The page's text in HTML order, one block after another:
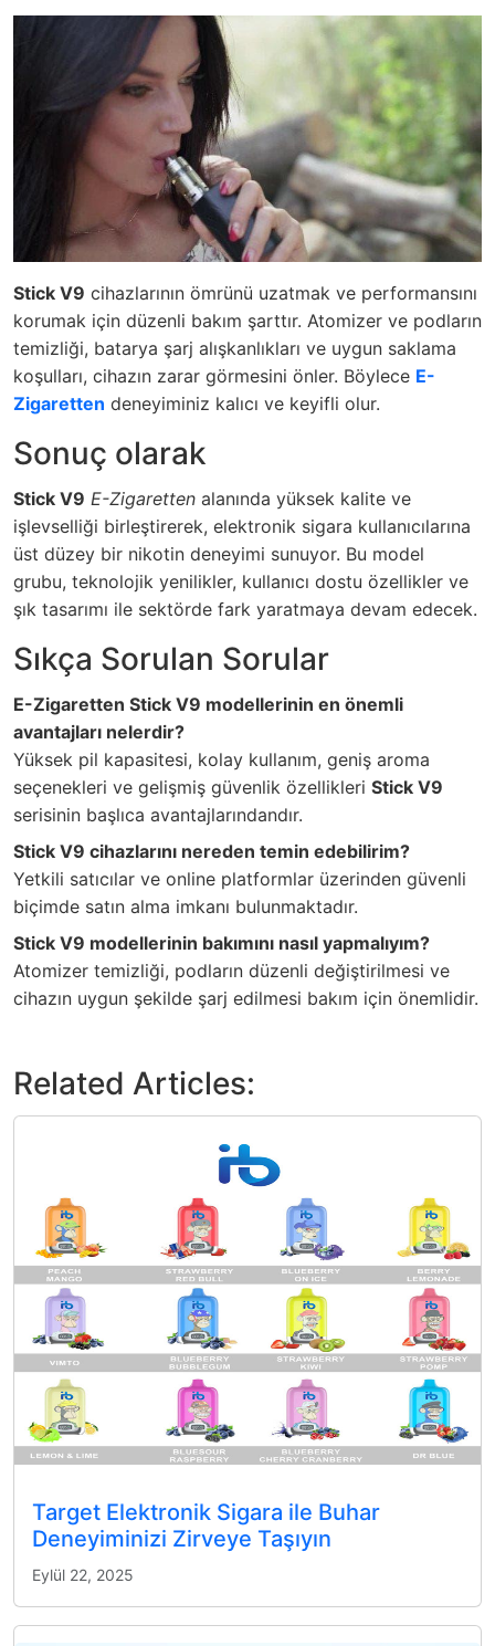
Stick V9 cihazlarının ömrünü uzatmak ve performansını
korumak için düzenli bakım şarttır. Atomizer ve podların
temizliği, batarya şarj alışkanlıkları ve uygun saklama
koşulları, cihazın zarar görmesini önler. Böylece E-
Zigaretten deneyiminiz kalıcı ve keyifli olur.
Sonuç olarak
Stick V9 E-Zigaretten alanında yüksek kalite ve
işlevselliği birleştirerek, elektronik sigara kullanıcılarına
üst düzey bir nikotin deneyimi sunuyor. Bu model
grubu, teknolojik yenilikler, kullanıcı dostu özellikler ve
şık tasarımı ile sektörde fark yaratmaya devam edecek.
Sıkça Sorulan Sorular
E-Zigaretten Stick V9 modellerinin en önemli
avantajları nelerdir?
Yüksek pil kapasitesi, kolay kullanım, geniş aroma
seçenekleri ve gelişmiş güvenlik özellikleri Stick V9
serisinin başlıca avantajlarındandır.
Stick V9 cihazlarını nereden temin edebilirim?
Yetkili satıcılar ve online platformlar üzerinden güvenli
biçimde satın alma imkanı bulunmaktadır.
Stick V9 modellerinin bakımını nasıl yapmalıyım?
Atomizer temizliği, podların düzenli değiştirilmesi ve
cihazın uygun şekilde şarj edilmesi bakım için önemlidir.
Related Articles:
Target Elektronik Sigara ile Buhar
Deneyiminizi Zirveye Taşıyın
Eylül 22, 2025